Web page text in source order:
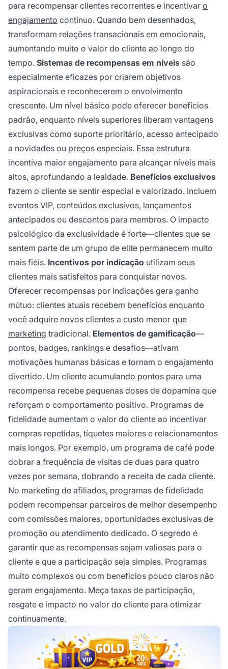
para recompensar clientes recorrentes e incentivar o
engajamento contínuo. Quando bem desenhados,
transformam relações transacionais em emocionais,
aumentando muito o valor do cliente ao longo do
tempo. Sistemas de recompensas em níveis são
especialmente eficazes por criarem objetivos
aspiracionais e reconhecerem o envolvimento
crescente. Um nível básico pode oferecer benefícios
padrão, enquanto níveis superiores liberam vantagens
exclusivas como suporte prioritário, acesso antecipado
a novidades ou preços especiais. Essa estrutura
incentiva maior engajamento para alcançar níveis mais
altos, aprofundando a lealdade. Benefícios exclusivos
fazem o cliente se sentir especial e valorizado. Incluem
eventos VIP, conteúdos exclusivos, lançamentos
antecipados ou descontos para membros. O impacto
psicológico da exclusividade é forte—clientes que se
sentem parte de um grupo de elite permanecem muito
mais fiéis. Incentivos por indicação utilizam seus
clientes mais satisfeitos para conquistar novos.
Oferecer recompensas por indicações gera ganho
mútuo: clientes atuais recebem benefícios enquanto
você adquire novos clientes a custo menor que
marketing tradicional. Elementos de gamificação—
pontos, badges, rankings e desafios—ativam
motivações humanas básicas e tornam o engajamento
divertido. Um cliente acumulando pontos para uma
recompensa recebe pequenas doses de dopamina que
reforçam o comportamento positivo. Programas de
fidelidade aumentam o valor do cliente ao incentivar
compras repetidas, tíquetes maiores e relacionamentos
mais longos. Por exemplo, um programa de café pode
dobrar a frequência de visitas de duas para quatro
vezes por semana, dobrando a receita de cada cliente.
No marketing de afiliados, programas de fidelidade
podem recompensar parceiros de melhor desempenho
com comissões maiores, oportunidades exclusivas de
promoção ou atendimento dedicado. O segredo é
garantir que as recompensas sejam valiosas para o
cliente e que a participação seja simples. Programas
muito complexos ou com benefícios pouco claros não
geram engajamento. Meça taxas de participação,
resgate e impacto no valor do cliente para otimizar
continuamente.